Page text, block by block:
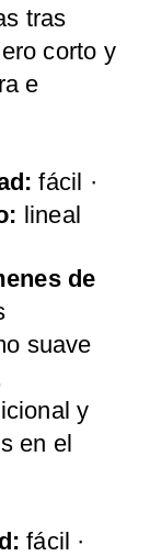
tras
corto y
e
fácil ·
lineal
de
suave
y
en el
fácil ·